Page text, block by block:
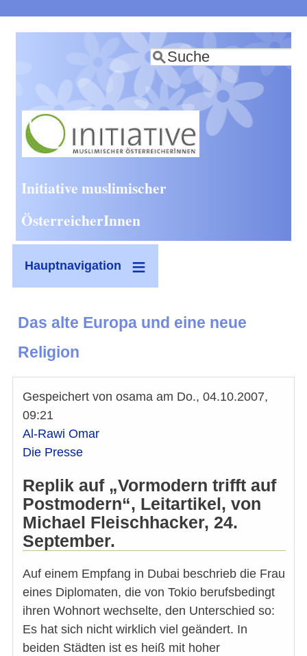
zum
Inhalt
Suche
Initiative muslimischer
ÖsterreicherInnen
Hauptnavigation
Das alte Europa und eine neue
Religion
Gespeichert von osama am Do., 04.10.2007,
09:21
Al-Rawi Omar
Die Presse
Replik auf „Vormodern trifft auf
Postmodern“, Leitartikel, von
Michael Fleischhacker, 24.
September.
Auf einem Empfang in Dubai beschrieb die Frau
eines Diplomaten, die von Tokio berufsbedingt
ihren Wohnort wechselte, den Unterschied so:
Es hat sich nicht wirklich viel geändert. In
beiden Städten ist es heiß mit hoher